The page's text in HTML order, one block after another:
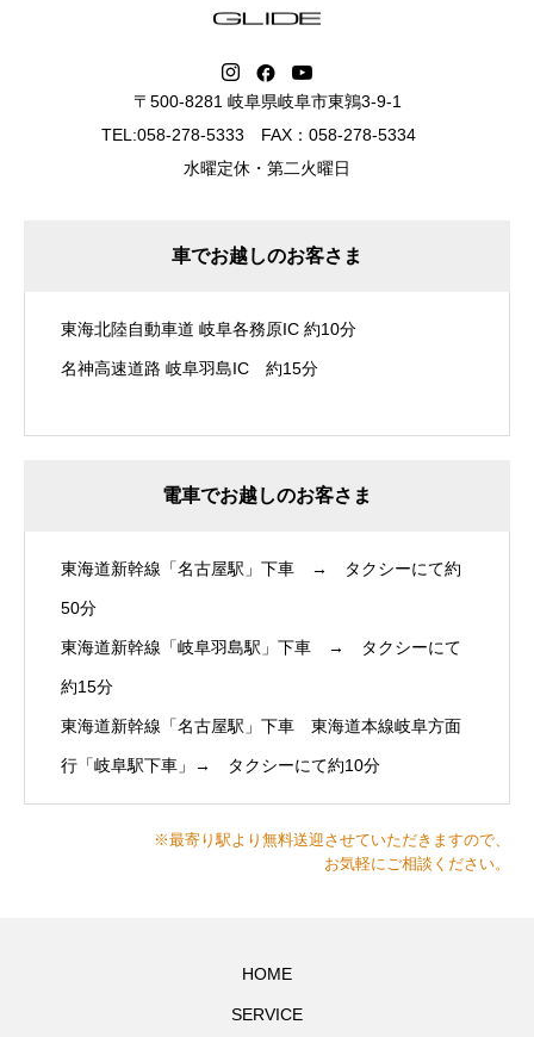
〒500-8281 岐阜県岐阜市東鶉3-9-1
TEL:058-278-5333 FAX：058-278-5334
水曜定休・第二火曜日
車でお越しのお客さま
東海北陸自動車道 岐阜各務原IC 約10分
名神高速道路 岐阜羽島IC 約15分
電車でお越しのお客さま
東海道新幹線「名古屋駅」下車 → タクシーにて約
50分
東海道新幹線「岐阜羽島駅」下車 → タクシーにて
約15分
東海道新幹線「名古屋駅」下車 東海道本線岐阜方面
行「岐阜駅下車」→ タクシーにて約10分
※最寄り駅より無料送迎させていただきますので、
お気軽にご相談ください。
HOME
SERVICE